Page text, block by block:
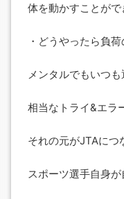
体を動かすことが
・どうやったら負
メンタルでもいつ
相当なトライ&エラ
それの元がJTAにつ
スポーツ選手自身が